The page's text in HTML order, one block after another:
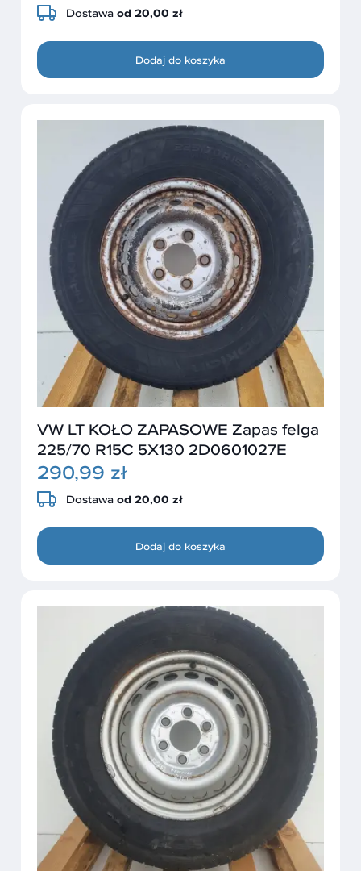
Dostawa od 20,00 zł
Dodaj do koszyka
VW LT KOŁO ZAPASOWE Zapas felga
225/70 R15C 5X130 2D0601027E
290,99 zł
Dostawa od 20,00 zł
Dodaj do koszyka